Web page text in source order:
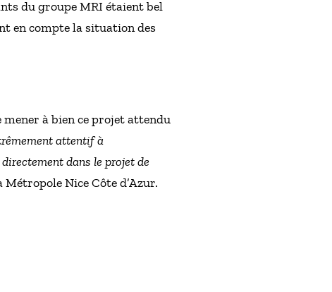
du groupe MRI étaient bel
en compte la situation des
à bien ce projet attendu
attentif à
dans le projet de
Nice Côte d’Azur.